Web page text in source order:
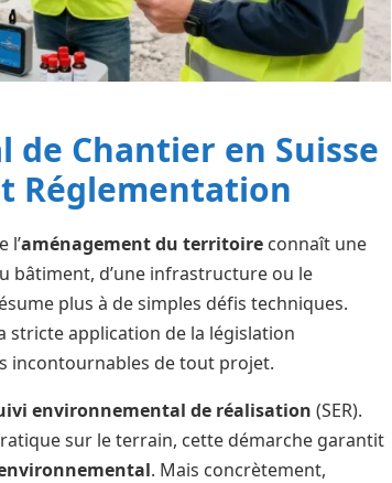
Chantier en Suisse
Réglementation
l’aménagement du territoire connaît une
bâtiment, d’une infrastructure ou le
plus à de simples défis techniques.
stricte application de la législation
incontournables de tout projet.
environnemental de réalisation (SER).
sur le terrain, cette démarche garantit
. Mais concrètement,